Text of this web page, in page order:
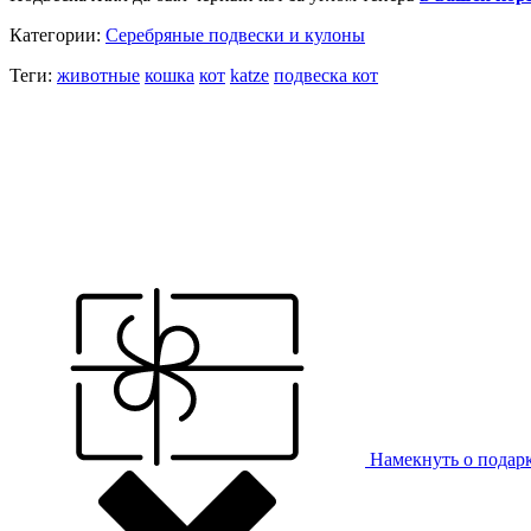
Категории: Серебряные подвески и кулоны
Теги: животные кошка кот katze подвеска кот
Намекнуть о